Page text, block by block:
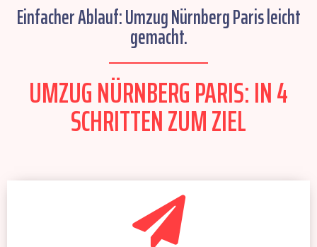
Einfacher Ablauf: Umzug Nürnberg Paris leicht
gemacht.
UMZUG NÜRNBERG PARIS: IN 4
SCHRITTEN ZUM ZIEL